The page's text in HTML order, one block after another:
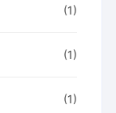
(1)
(1)
(1)